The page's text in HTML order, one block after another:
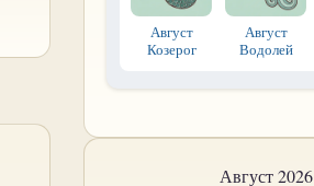
Август
Козерог
Август
Водолей
Август 2026